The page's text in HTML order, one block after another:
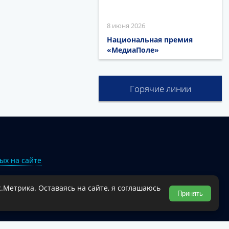
8 июня 2026
Национальная премия
«МедиаПоле»
Горячие линии
на сайте
муниципального округа.
Оставаясь на сайте, я соглашаюсь
Принять